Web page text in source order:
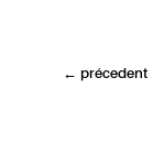
← précedent